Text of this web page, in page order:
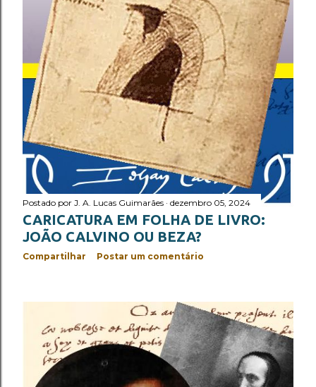
Postado por J. A. Lucas Guimarães dezembro 05, 2024
CARICATURA EM FOLHA DE LIVRO:
JOÃO CALVINO OU BEZA?
Compartilhar Postar um comentário